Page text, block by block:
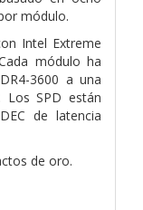
módulo.
Intel Extreme
módulo ha
3600 a una
Los SPD están
de latencia
de oro.